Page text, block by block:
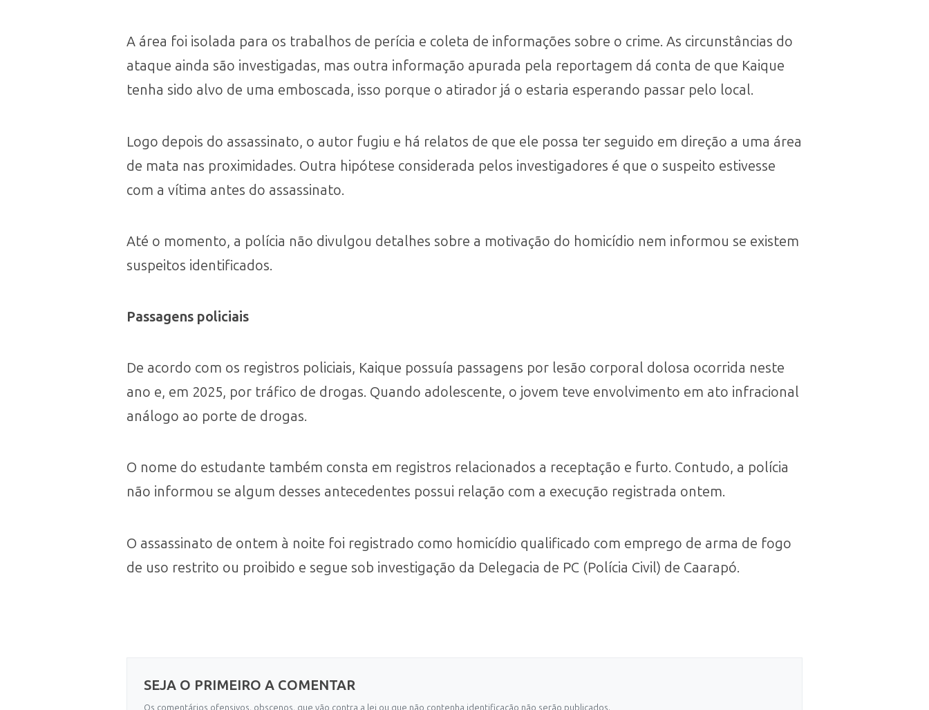
A área foi isolada para os trabalhos de perícia e coleta de informações sobre o crime. As circunstâncias do
ataque ainda são investigadas, mas outra informação apurada pela reportagem dá conta de que Kaique
tenha sido alvo de uma emboscada, isso porque o atirador já o estaria esperando passar pelo local.
Logo depois do assassinato, o autor fugiu e há relatos de que ele possa ter seguido em direção a uma área
de mata nas proximidades. Outra hipótese considerada pelos investigadores é que o suspeito estivesse
com a vítima antes do assassinato.
Até o momento, a polícia não divulgou detalhes sobre a motivação do homicídio nem informou se existem
suspeitos identificados.
Passagens policiais
De acordo com os registros policiais, Kaique possuía passagens por lesão corporal dolosa ocorrida neste
ano e, em 2025, por tráfico de drogas. Quando adolescente, o jovem teve envolvimento em ato infracional
análogo ao porte de drogas.
O nome do estudante também consta em registros relacionados a receptação e furto. Contudo, a polícia
não informou se algum desses antecedentes possui relação com a execução registrada ontem.
O assassinato de ontem à noite foi registrado como homicídio qualificado com emprego de arma de fogo
de uso restrito ou proibido e segue sob investigação da Delegacia de PC (Polícia Civil) de Caarapó.
SEJA O PRIMEIRO A COMENTAR
Os comentários ofensivos, obscenos, que vão contra a lei ou que não contenha identificação não serão publicados.